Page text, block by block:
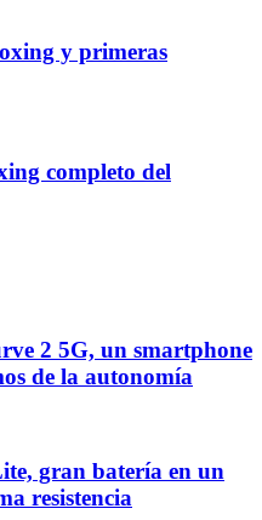
y primeras
completo del
2 5G, un smartphone
de la autonomía
gran batería en un
resistencia